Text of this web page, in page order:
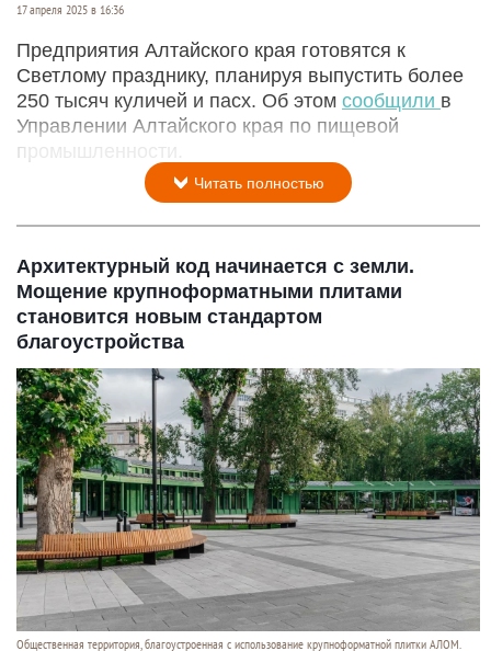
17 апреля 2025 в 16:36
Предприятия Алтайского края готовятся к
Светлому празднику, планируя выпустить более
250 тысяч куличей и пасх. Об этом сообщили в
Управлении Алтайского края по пищевой
промышленности.
Читать полностью
Архитектурный код начинается с земли.
Мощение крупноформатными плитами
становится новым стандартом
благоустройства
Общественная территория, благоустроенная с использование крупноформатной плитки АЛОМ.